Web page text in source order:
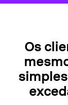
Os